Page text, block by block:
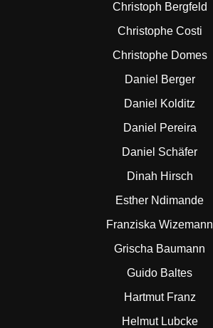
Christoph Bergfeld
Christophe Costi
Christophe Domes
Daniel Berger
Daniel Kolditz
Daniel Pereira
Daniel Schäfer
Dinah Hirsch
Esther Ndimande
Franziska Wizemann
Grischa Baumann
Guido Baltes
Hartmut Franz
Helmut Lubcke